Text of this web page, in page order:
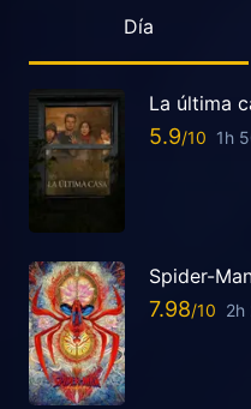
Día
La última
5.9 1h
Spider-
7.98 2h